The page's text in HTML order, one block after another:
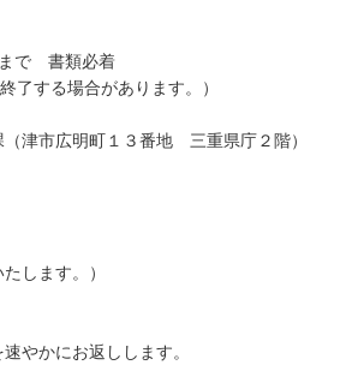
で 書類必着
る場合があります。）
市広明町１３番地 三重県庁２階）
ます。）
にお返しします。